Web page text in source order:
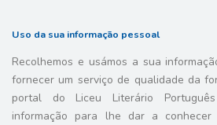
Uso da sua informação pessoal
Recolhemos e usámos a sua
fornecer um serviço de qualidade da
portal do Liceu Literário
informação para lhe dar a conhecer